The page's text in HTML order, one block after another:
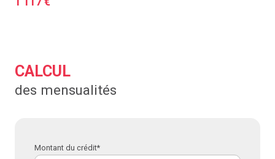
CALCUL
des mensualités
Montant du crédit*